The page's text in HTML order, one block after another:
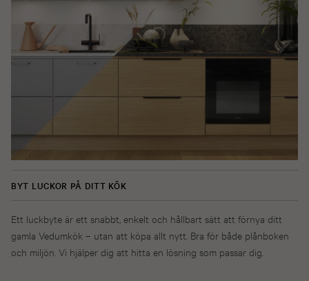
BYT LUCKOR PÅ DITT KÖK
Ett luckbyte är ett snabbt, enkelt och hållbart sätt att förnya ditt
gamla Vedumkök – utan att köpa allt nytt. Bra för både plånboken
och miljön. Vi hjälper dig att hitta en lösning som passar dig.